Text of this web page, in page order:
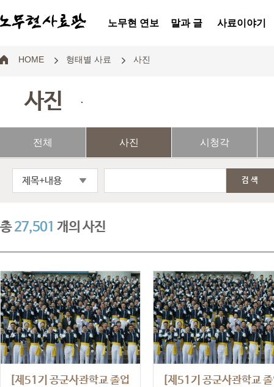
노무현 연보 말과 글 사료이야기
HOME 형태별 사료 사진
사진 .
전체 사진 시청각
제목+내용 검색
총27,501 개의 사진
[제51기 공군사관학교 졸업
[제51기 공군사관학교